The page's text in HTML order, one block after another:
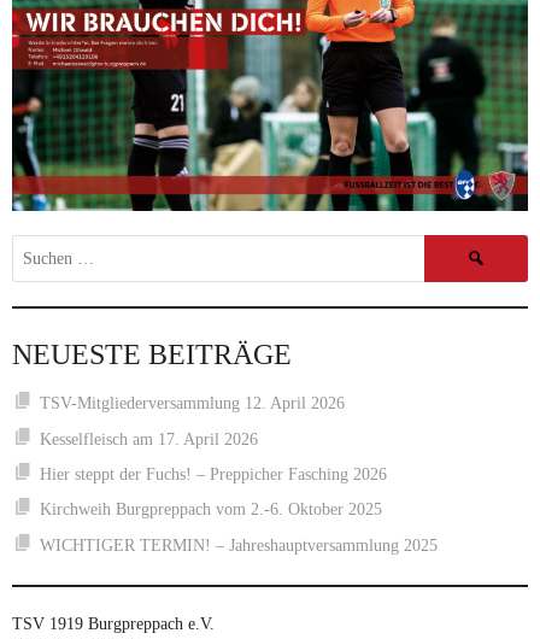
Suchen
NEUESTE BEITRÄGE
TSV-Mitgliederversammlung 12. April 2026
Kesselfleisch am 17. April 2026
Hier steppt der Fuchs! – Preppicher Fasching 2026
Kirchweih Burgpreppach vom 2.-6. Oktober 2025
WICHTIGER TERMIN! – Jahreshauptversammlung 2025
TSV 1919 Burgpreppach e.V.